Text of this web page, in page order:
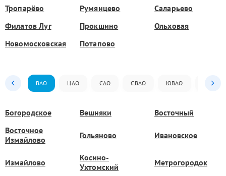
Тропарёво
Румянцево
Саларьево
Филатов Луг
Прокшино
Ольховая
Новомосковская
Потапово
ВАО ЦАО САО СВАО ЮВАО ЮАО
Богородское Вешняки
Восточный
Восточное
Измайлово
Гольяново Ивановское
Измайлово
Косино-
Ухтомский
Метрогородок